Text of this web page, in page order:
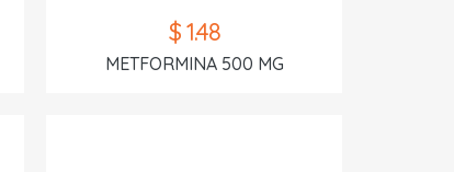
$ 1.48
METFORMINA 500 MG